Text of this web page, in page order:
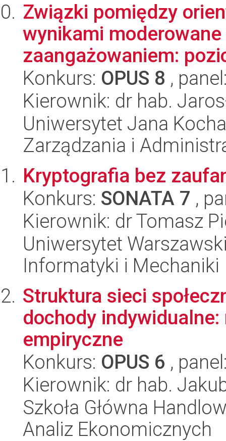
Związki pomiędzy
wynikami
zaangażowaniem:
Konkurs: OPUS 8 ,
Kierownik: dr hab.
Uniwersytet Jana
Zarządzania i
Kryptografia bez
Konkurs: SONATA 7 ,
Kierownik: dr Tomasz
Uniwersytet
Informatyki i Mechaniki
Struktura sieci
dochody
empiryczne
Konkurs: OPUS 6 ,
Kierownik: dr hab.
Szkoła Główna
Analiz Ekonomicznych